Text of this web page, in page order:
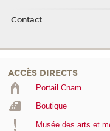
Contact
ACCÈS DIRECTS
Portail Cnam
Boutique
Musée des arts et